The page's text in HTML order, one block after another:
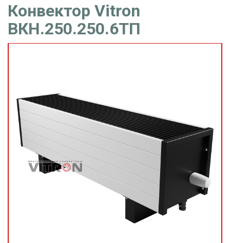
Конвектор Vitron
ВКН.250.250.6ТП